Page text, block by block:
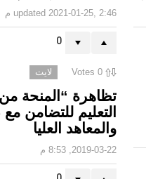
updated 2021-01-25, 2:46 م
0
0
Votes لايت
تظاهرة “المنحة
التعليم للتضامن
والمعاهد العليا
2019-03-22, 8:53 م